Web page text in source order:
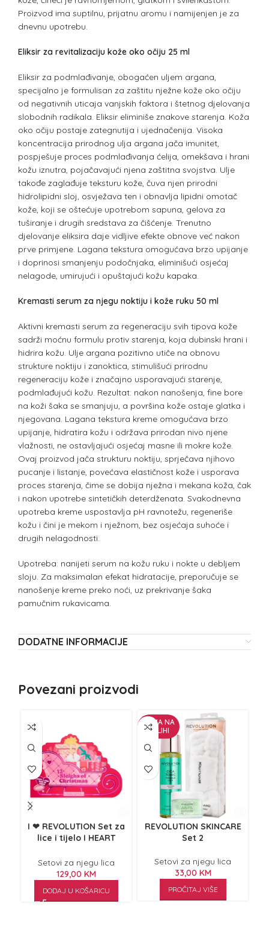
Proizvod ima suptilnu, prijatnu aromu i namijenjen je za
dnevnu upotrebu.
Eliksir za revitalizaciju kože oko očiju 25 ml
Eliksir za podmlađivanje, obogaćen uljem argana,
specijalno je formulisan za zaštitu nježne kože oko očiju
od negativnih uticaja vanjskih faktora i štetnog djelovanja
slobodnih radikala. Eliksir eliminiše znakove starenja. Koža
oko očiju postaje zategnutija i ujednačenija. Visoka
koncentracija prirodnog ulja argana jača imunitet,
pospješuje proces podmlađivanja ćelija, omekšava i hrani
kožu iznutra, pojačavajući njena zaštitna svojstva. Ulje
takođe zaglađuje teksturu kože, čuva njen prirodni
hidrolipidni sloj, osvježava ten i obnavlja lipidni omotač
kože, koji se oštećuje upotrebom sapuna, gelova za
tuširanje i drugih sredstava za čišćenje. Trenutno
djelovanje eliksira daje vidljive efekte obnove već nakon
prve primjene. Lagana tekstura omogućava brzo upijanje
i doprinosi smanjenju podočnjaka, eliminišući osjećaj
nelagode, umirujući i opuštajući kožu kapaka.
Kremasti serum za njegu noktiju i kože ruku 50 ml
Aktivni kremasti serum za regeneraciju svih tipova kože
sadrži moćnu formulu protiv starenja, koja dubinski hrani i
hidrira kožu. Ulje argana pozitivno utiče na obnovu
strukture noktiju i zanoktica, stimulišući prirodnu
regeneraciju kože i značajno usporavajući starenje,
podmlađujući kožu. Rezultat: nakon nanošenja, fine bore
na koži šaka se smanjuju, a površina kože ostaje glatka i
njegovana. Lagana tekstura kreme omogućava brzo
upijanje, hidratira kožu i održava prirodan nivo njene
vlažnosti, ne ostavljajući osjećaj masne ili mokre kože.
Ovaj proizvod jača strukturu noktiju, sprječava njihovo
pucanje i listanje, povećava elastičnost kože i usporava
proces starenja, čime se dobija nježna i mekana koža, čak
i nakon upotrebe sintetičkih deterdženata. Svakodnevna
upotreba kreme uspostavlja pH ravnotežu, regeneriše
kožu i čini je mekom i nježnom, bez osjećaja suhoće i
drugih nelagodnosti.
Upotreba: nanijeti serum na kožu ruku i nokte u debljem
sloju. Za maksimalan efekat hidratacije, preporučuje se
nanošenje kreme preko noći, uz prekrivanje šaka
pamučnim rukavicama.
DODATNE INFORMACIJE
Povezani proizvodi
I ❤ REVOLUTION Set za
lice i tijelo I HEART
Calendar 2025 12 Sleighs
Setovi za njegu lica
129,00 KM
DODAJ U KOŠARICU
NEMA NA
ZALIHI
REVOLUTION SKINCARE
Set 2
Setovi za njegu lica
33,00 KM
PROČITAJ VIŠE